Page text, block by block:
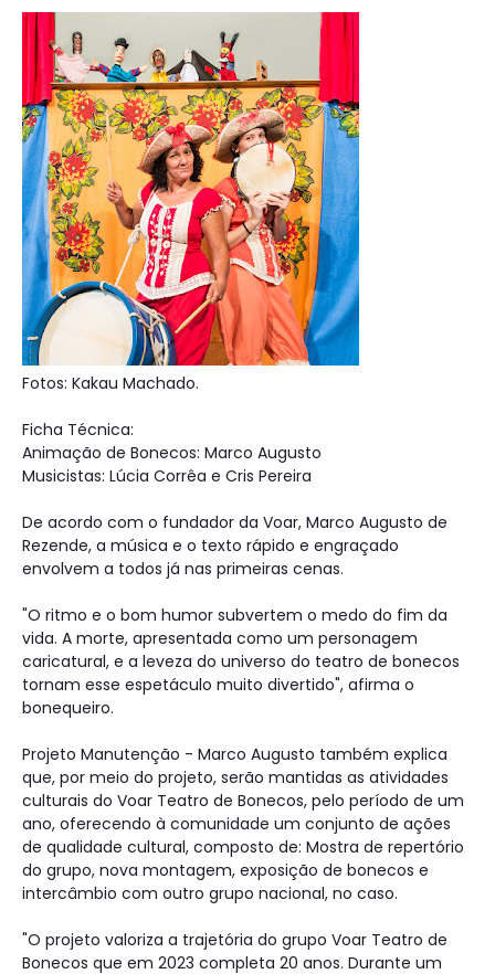
Fotos: Kakau Machado.
Ficha Técnica:
Animação de Bonecos: Marco Augusto
Musicistas: Lúcia Corrêa e Cris Pereira
De acordo com o fundador da Voar, Marco Augusto de
Rezende, a música e o texto rápido e engraçado
envolvem a todos já nas primeiras cenas.
"O ritmo e o bom humor subvertem o medo do fim da
vida. A morte, apresentada como um personagem
caricatural, e a leveza do universo do teatro de bonecos
tornam esse espetáculo muito divertido", afirma o
bonequeiro.
Projeto Manutenção - Marco Augusto também explica
que, por meio do projeto, serão mantidas as atividades
culturais do Voar Teatro de Bonecos, pelo período de um
ano, oferecendo à comunidade um conjunto de ações
de qualidade cultural, composto de: Mostra de repertório
do grupo, nova montagem, exposição de bonecos e
intercâmbio com outro grupo nacional, no caso.
"O projeto valoriza a trajetória do grupo Voar Teatro de
Bonecos que em 2023 completa 20 anos. Durante um